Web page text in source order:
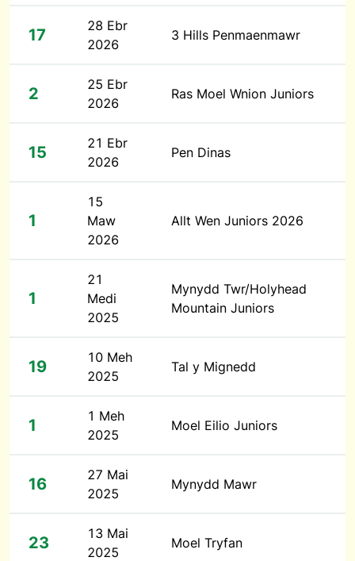
17
28 Ebr
2026
3 Hills Penmaenmawr
2
25 Ebr
2026
Ras Moel Wnion Juniors
15
21 Ebr
2026
Pen Dinas
1
15
Maw
2026
Allt Wen Juniors 2026
1
21
Medi
2025
Mynydd Twr/Holyhead
Mountain Juniors
19
10 Meh
2025
Tal y Mignedd
1
1 Meh
2025
Moel Eilio Juniors
16
27 Mai
2025
Mynydd Mawr
23
13 Mai
2025
Moel Tryfan